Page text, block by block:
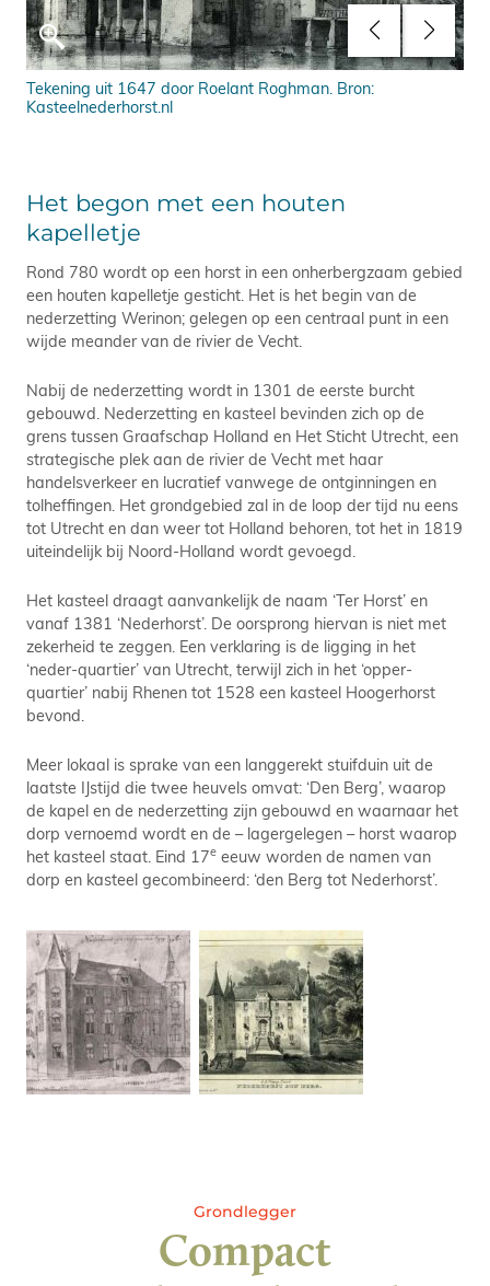
Tekening uit 1647 door Roelant Roghman. Bron:
Kasteelnederhorst.nl
Het begon met een houten
kapelletje
Rond 780 wordt op een horst in een onherbergzaam gebied
een houten kapelletje gesticht. Het is het begin van de
nederzetting Werinon; gelegen op een centraal punt in een
wijde meander van de rivier de Vecht.
Nabij de nederzetting wordt in 1301 de eerste burcht
gebouwd. Nederzetting en kasteel bevinden zich op de
grens tussen Graafschap Holland en Het Sticht Utrecht, een
strategische plek aan de rivier de Vecht met haar
handelsverkeer en lucratief vanwege de ontginningen en
tolheffingen. Het grondgebied zal in de loop der tijd nu eens
tot Utrecht en dan weer tot Holland behoren, tot het in 1819
uiteindelijk bij Noord-Holland wordt gevoegd.
Het kasteel draagt aanvankelijk de naam ‘Ter Horst’ en
vanaf 1381 ‘Nederhorst’. De oorsprong hiervan is niet met
zekerheid te zeggen. Een verklaring is de ligging in het
‘neder-quartier’ van Utrecht, terwijl zich in het ‘opper-
quartier’ nabij Rhenen tot 1528 een kasteel Hoogerhorst
bevond.
Meer lokaal is sprake van een langgerekt stuifduin uit de
laatste IJstijd die twee heuvels omvat: ‘Den Berg’, waarop
de kapel en de nederzetting zijn gebouwd en waarnaar het
dorp vernoemd wordt en de – lagergelegen – horst waarop
het kasteel staat. Eind 17e eeuw worden de namen van
dorp en kasteel gecombineerd: ‘den Berg tot Nederhorst’.
Grondlegger
Compact